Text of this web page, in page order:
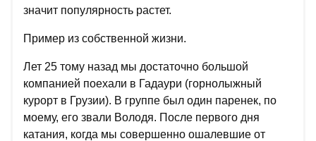
значит популярность растет.
Пример из собственной жизни.
Лет 25 тому назад мы достаточно большой
компанией поехали в Гадаури (горнолыжный
курорт в Грузии). В группе был один паренек, по
моему, его звали Володя. После первого дня
катания, когда мы совершенно ошалевшие от